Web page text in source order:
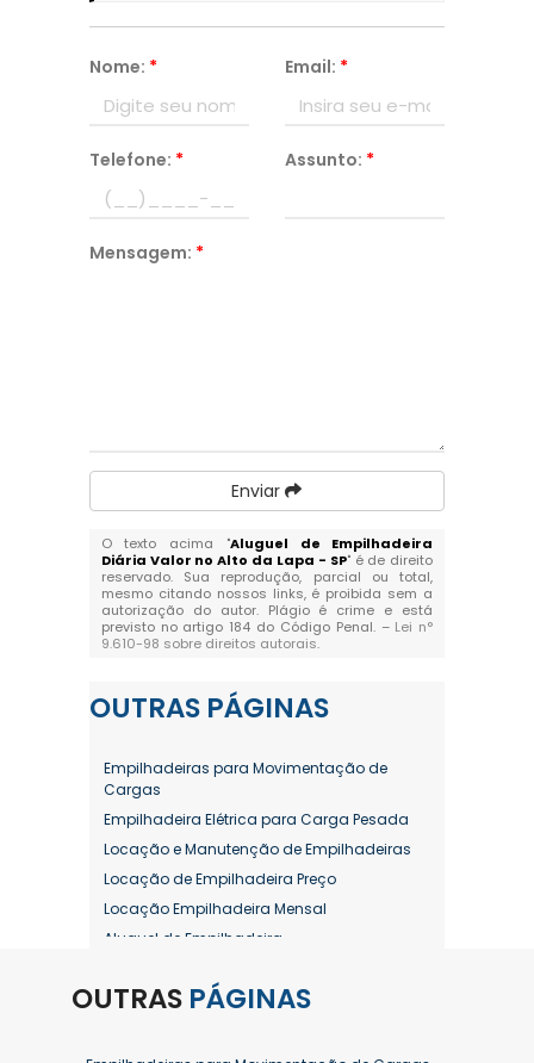
Nome: * Email: *
Telefone: * Assunto: *
Mensagem: *
Enviar
O texto acima "Aluguel de Empilhadeira
Diária Valor no Alto da Lapa - SP" é de direito
reservado. Sua reprodução, parcial ou total,
mesmo citando nossos links, é proibida sem a
autorização do autor. Plágio é crime e está
previsto no artigo 184 do Código Penal. – Lei n°
9.610-98 sobre direitos autorais.
OUTRAS PÁGINAS
Empilhadeiras para Movimentação de
Cargas
Empilhadeira Elétrica para Carga Pesada
Locação e Manutenção de Empilhadeiras
Locação de Empilhadeira Preço
Locação Empilhadeira Mensal
Aluguel de Empilhadeira
Aluguel de Empilhadeira Diária Valor
Aluguel de Empilhadeira Elétrica Preço
OUTRAS PÁGINAS